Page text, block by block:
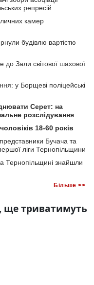
репресій
камер
будівлю вартістю
Зали світової шахової
у Борщеві поліцейські
Серет: на
розслідування
18-60 років
Бучача та
ліги Тернопільщини
Тернопільщині знайшли
Більше >>
ще триватимуть